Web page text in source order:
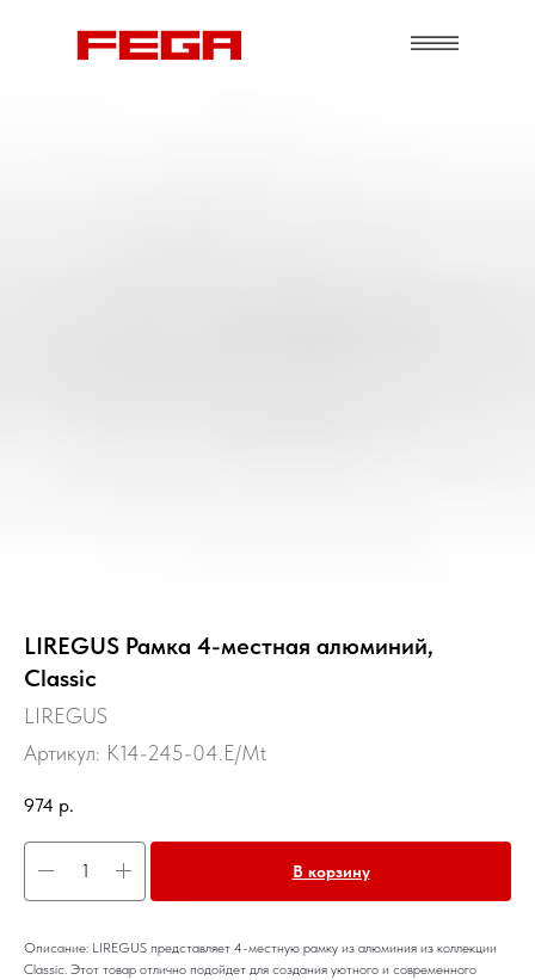
LIREGUS Рамка 4-местная алюминий,
Classic
LIREGUS
Артикул: K14-245-04.E/Mt
974 р.
В корзину
Описание: LIREGUS представляет 4-местную рамку из алюминия из коллекции
Classic. Этот товар отлично подойдет для создания уютного и современного